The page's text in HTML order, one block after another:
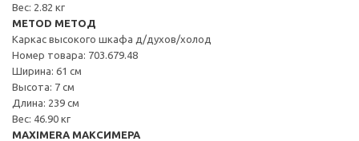
Вес: 2.82 кг
METOD МЕТОД
Каркас высокого шкафа д/духов/холод
Номер товара: 703.679.48
Ширина: 61 см
Высота: 7 см
Длина: 239 см
Вес: 46.90 кг
MAXIMERA МАКСИМЕРА